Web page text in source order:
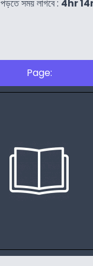
পড়তে সময় লাগবে : 4hr
Page: